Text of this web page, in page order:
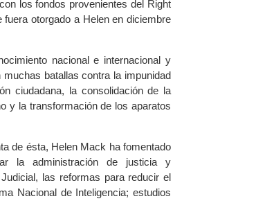
los fondos provenientes del Right
otorgado a Helen en diciembre
nacional e internacional y
batallas contra la impunidad
ciudadana, la consolidación de la
y la transformación de los aparatos
de ésta, Helen Mack ha fomentado
la administración de justicia y
las reformas para reducir el
Nacional de Inteligencia; estudios